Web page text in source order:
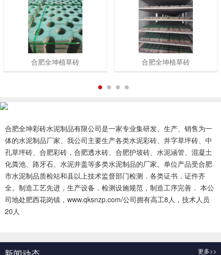
合肥全坤植草砖 合肥全坤植草砖
合肥全坤彩砖水泥制品有限公司是一家专业集研发、生产、销售为一
体的水泥制品厂家、我公司主要生产各类水泥彩砖、井字草坪砖、中
孔草坪砖、合肥彩砖，合肥透水砖、合肥护坡砖、水泥涵管、混凝土
化粪池、路牙石、水泥井盖等多类水泥制品的厂家。单位产品受合肥
市水泥制品质检站和县以上技术监督部门检测．各类证书．证件齐
全。制造工艺先进，生产设备．检测设施规范，制造工序完善． 本公
司地处肥西花岗镇，www.qksnzp.com/公司拥有高工8人，技术人员
20人
更多>>